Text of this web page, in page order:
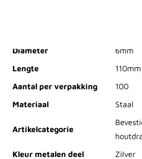
Diameter
6mm
Lengte
110mm
Aantal per verpakking
100
Materiaal
Staal
Artikelcategorie
Kleur metalen deel
Zilver